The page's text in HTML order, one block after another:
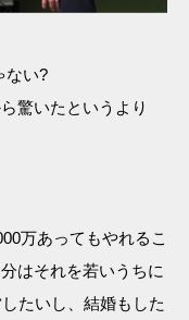
ない?
驚いたというより
万あってもやれるこ
はそれを若いうちに
たいし、結婚もした